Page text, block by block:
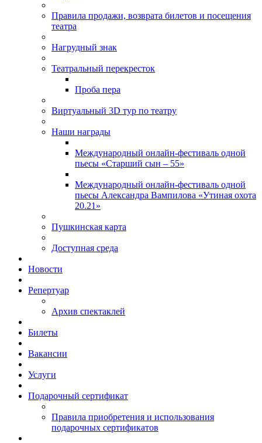
Правила продажи, возврата билетов и посещения
театра
Нагрудный знак
Театральный перекресток
Проба пера
Виртуальный 3D тур по театру
Наши награды
Международный онлайн-фестиваль одной
пьесы «Старший сын – 55»
Международный онлайн-фестиваль одной
пьесы Александра Вампилова «Утиная охота
20.21»
Пушкинская карта
Доступная среда
Новости
Репертуар
Архив спектаклей
Билеты
Вакансии
Услуги
Подарочный сертификат
Правила приобретения и использования
подарочных сертификатов